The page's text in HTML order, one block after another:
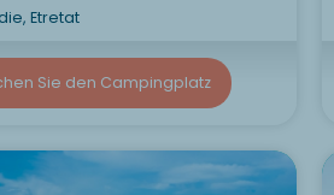
Etretat
Sie den Campingplatz